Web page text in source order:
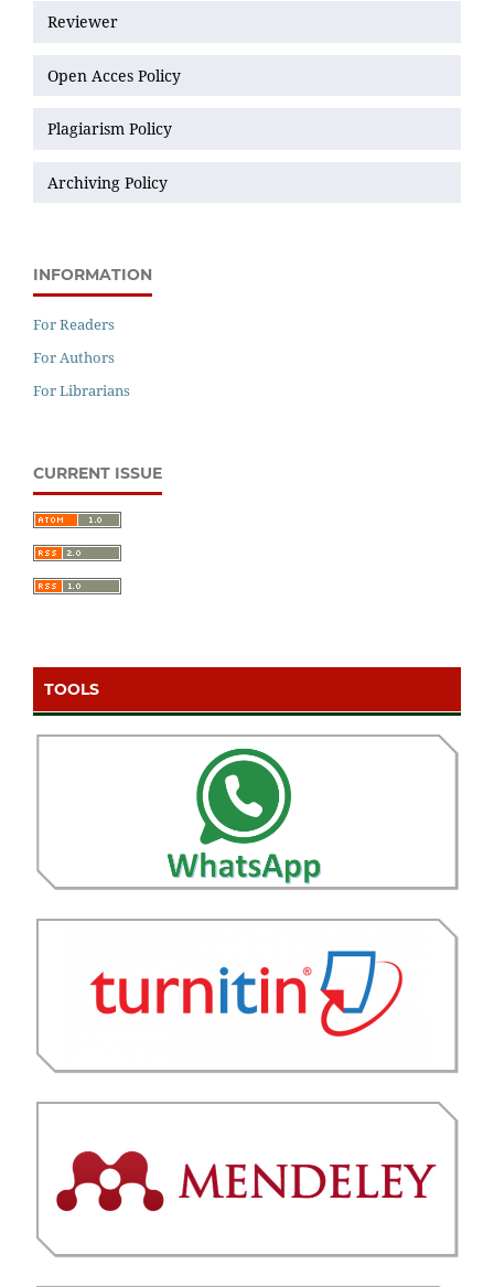
Reviewer
Open Acces Policy
Plagiarism Policy
Archiving Policy
INFORMATION
For Readers
For Authors
For Librarians
CURRENT ISSUE
TOOLS